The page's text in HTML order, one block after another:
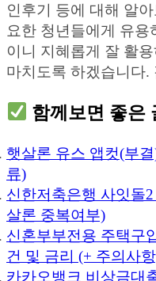
인후기 등에 대해 알
요한 청년들에게 유
이니 지혜롭게 잘 활
마치도록 하겠습니다.
함께보면 좋은
햇살론 유스 앱컷(부
류)
신한저축은행 사잇돌
살론 중복여부)
신혼부부전용 주택구
건 및 금리 (+ 주의사
카카오뱅크 비상금대